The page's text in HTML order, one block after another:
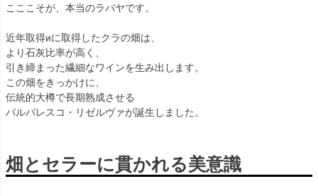
こここそが、本当のラバヤです。
近年取得иに取得したクラの畑は、
より石灰比率が高く、
引き締まった繊細なワインを生み出します。
この畑をきっかけに、
伝統的大樽で長期熟成させる
バルバレスコ・リゼルヴァが誕生しました。
畑とセラーに貫かれる美意識